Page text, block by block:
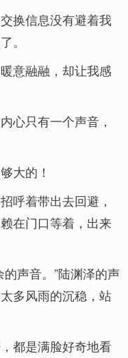
换信息没有避着我
。
意融融，却让我感
心只有一个声音，
大的！
呼着带出去回避，
在门口等着，出来
声音。”陆渊泽的声
多风雨的沉稳，站
都是满脸好奇地看